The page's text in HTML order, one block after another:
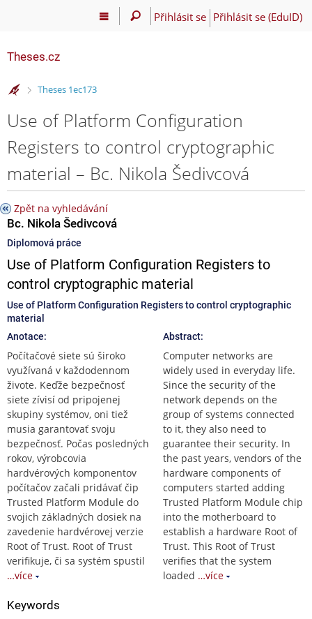
Přihlásit se Přihlásit se (EduID)
Theses.cz
>
Theses 1ec173
Use of Platform Configuration
Registers to control cryptographic
material – Bc. Nikola Šedivcová
Zpět na vyhledávání
Bc. Nikola Šedivcová
Diplomová práce
Use of Platform Configuration Registers to
control cryptographic material
Use of Platform Configuration Registers to control cryptographic
material
Anotace:
Počítačové siete sú široko
využívaná v každodennom
živote. Keďže bezpečnosť
siete zívisí od pripojenej
skupiny systémov, oni tiež
musia garantovať svoju
bezpečnosť. Počas posledných
rokov, výrobcovia
hardvérových komponentov
počítačov začali pridávať čip
Trusted Platform Module do
svojich základných dosiek na
zavedenie hardvérovej verzie
Root of Trust. Root of Trust
verifikuje, či sa systém spustil
…více
Abstract:
Computer networks are
widely used in everyday life.
Since the security of the
network depends on the
group of systems connected
to it, they also need to
guarantee their security. In
the past years, vendors of the
hardware components of
computers started adding
Trusted Platform Module chip
into the motherboard to
establish a hardware Root of
Trust. This Root of Trust
verifies that the system
loaded …více
Keywords